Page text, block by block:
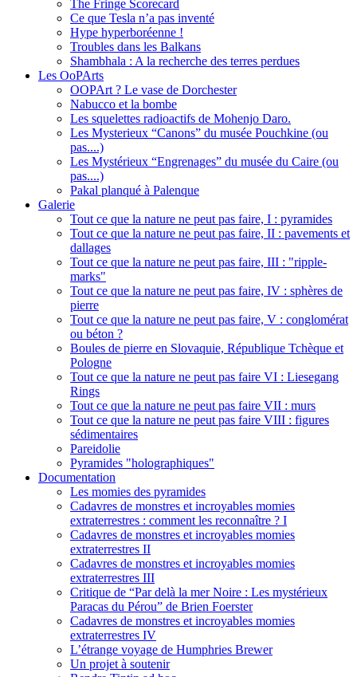
The Fringe Scorecard
Ce que Tesla n’a pas inventé
Hype hyperboréenne !
Troubles dans les Balkans
Shambhala : A la recherche des terres perdues
Les OoPArts
OOPArt ? Le vase de Dorchester
Nabucco et la bombe
Les squelettes radioactifs de Mohenjo Daro.
Les Mysterieux “Canons” du musée Pouchkine (ou
pas....)
Les Mystérieux “Engrenages” du musée du Caire (ou
pas....)
Pakal planqué à Palenque
Galerie
Tout ce que la nature ne peut pas faire, I : pyramides
Tout ce que la nature ne peut pas faire, II : pavements et
dallages
Tout ce que la nature ne peut pas faire, III : "ripple-
marks"
Tout ce que la nature ne peut pas faire, IV : sphères de
pierre
Tout ce que la nature ne peut pas faire, V : conglomérat
ou béton ?
Boules de pierre en Slovaquie, République Tchèque et
Pologne
Tout ce que la nature ne peut pas faire VI : Liesegang
Rings
Tout ce que la nature ne peut pas faire VII : murs
Tout ce que la nature ne peut pas faire VIII : figures
sédimentaires
Pareidolie
Pyramides "holographiques"
Documentation
Les momies des pyramides
Cadavres de monstres et incroyables momies
extraterrestres : comment les reconnaître ? I
Cadavres de monstres et incroyables momies
extraterrestres II
Cadavres de monstres et incroyables momies
extraterrestres III
Critique de “Par delà la mer Noire : Les mystérieux
Paracas du Pérou” de Brien Foerster
Cadavres de monstres et incroyables momies
extraterrestres IV
L’étrange voyage de Humphries Brewer
Un projet à soutenir